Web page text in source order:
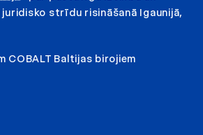
strīdu risināšanā Igaunijā,
COBALT Baltijas birojiem